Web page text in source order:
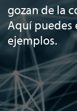
gozan de la
Aquí puedes
ejemplos.